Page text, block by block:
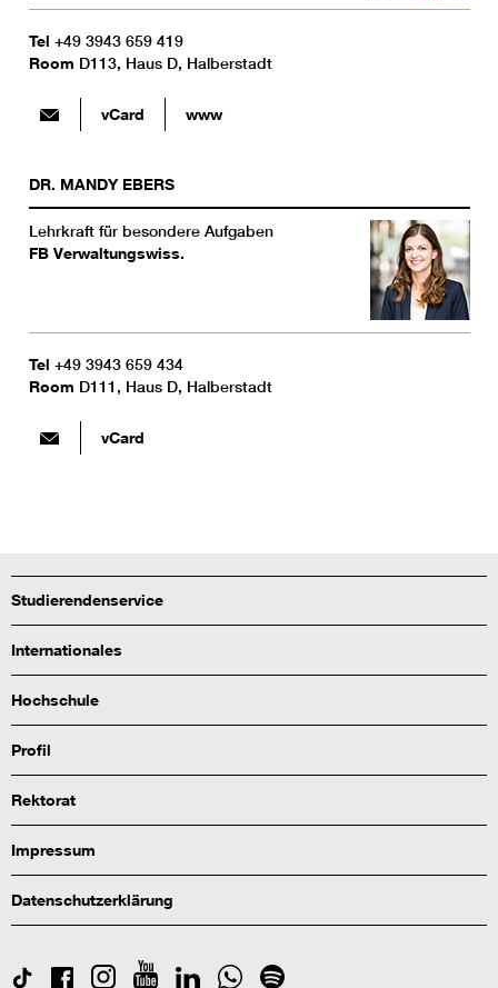
Tel +49 3943 659 419
Room D113, Haus D, Halberstadt
vCard www
DR. MANDY EBERS
Lehrkraft für besondere Aufgaben
FB Verwaltungswiss.
Tel +49 3943 659 434
Room D111, Haus D, Halberstadt
vCard
Studierendenservice
Internationales
Hochschule
Profil
Rektorat
Impressum
Datenschutzerklärung